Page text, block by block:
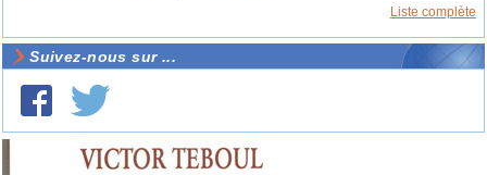
Liste complète
Suivez-nous sur ...